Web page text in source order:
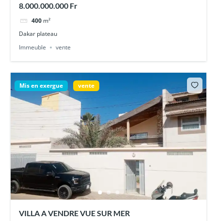
8.000.000.000 Fr
400 m²
Dakar plateau
Immeuble
vente
Mis en exergue vente
VILLA A VENDRE VUE SUR MER